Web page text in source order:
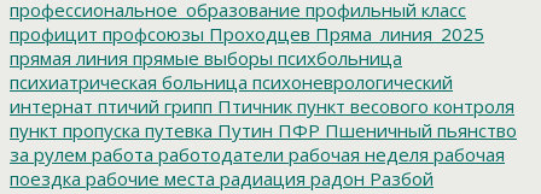
профессиональное_образование профильный класс
профицит профсоюзы Проходцев Пряма_линия_2025
прямая линия прямые выборы психбольница
психиатрическая больница психоневрологический
интернат птичий грипп Птичник пункт весового контроля
пункт пропуска путевка Путин ПФР Пшеничный пьянство
за рулем работа работодатели рабочая неделя рабочая
поездка рабочие места радиация радон Разбой